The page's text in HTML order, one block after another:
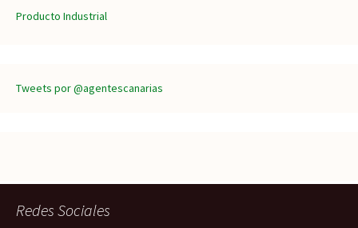
Producto Industrial
Tweets por @agentescanarias
Redes Sociales